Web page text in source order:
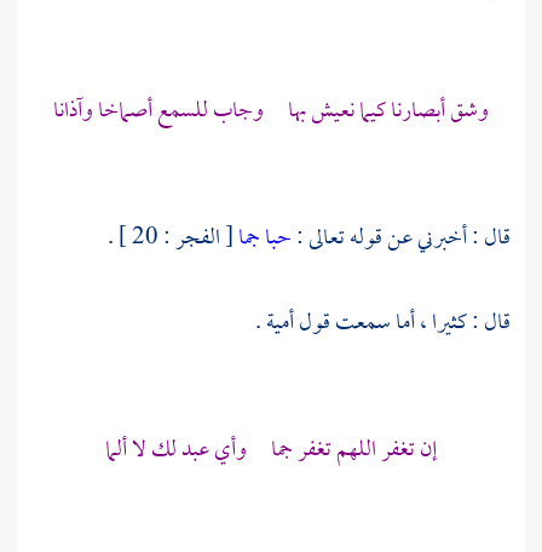
وشق أبصارنا كيما نعيش بها وجاب للسمع أصماخا وآذانا
قال : أخبرني عن قوله تعالى :حبا جما[ الفجر : 20 ] .
قال : كثيرا ، أما سمعت قولأمية.
إن تغفر اللهم تغفر جما وأي عبد لك لا ألما